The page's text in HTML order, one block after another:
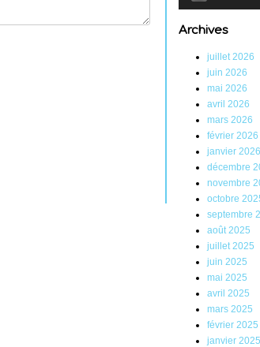
Archives
juillet 2026
juin 2026
mai 2026
avril 2026
mars 2026
février 2026
janvier 2026
décembre
novembre
octobre
septembre
août 2025
juillet 2025
juin 2025
mai 2025
avril 2025
mars 2025
février 2025
janvier 2025